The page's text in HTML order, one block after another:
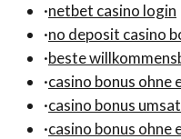
·netbet casino login
·no deposit casino
·beste
·casino bonus ohne
·casino bonus
·casino bonus ohne